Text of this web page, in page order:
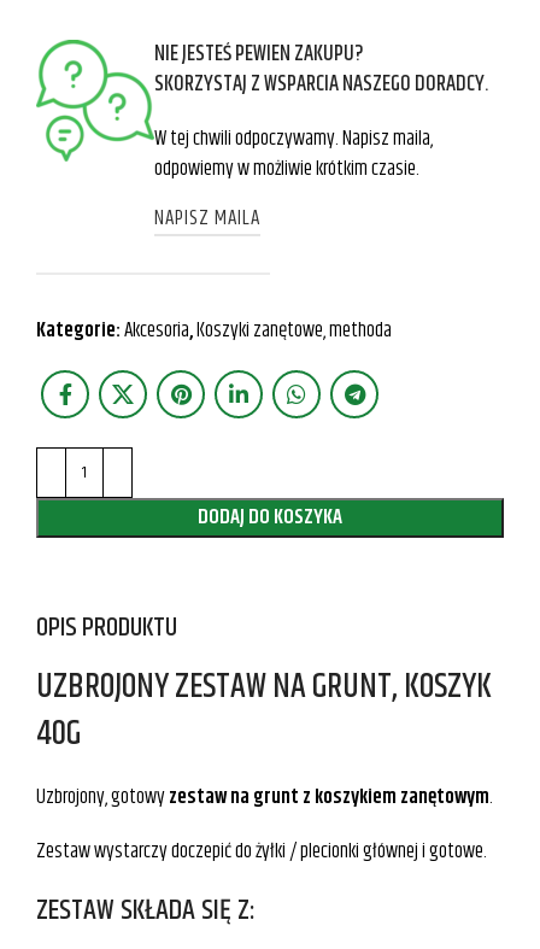
NIE JESTEŚ PEWIEN ZAKUPU?
SKORZYSTAJ Z WSPARCIA NASZEGO DORADCY.
W tej chwili odpoczywamy. Napisz maila,
odpowiemy w możliwie krótkim czasie.
NAPISZ MAILA
Kategorie:Akcesoria,Koszyki zanętowe, methoda
DODAJ DO KOSZYKA
OPIS PRODUKTU
UZBROJONY ZESTAW NA GRUNT, KOSZYK
40G
Uzbrojony, gotowyzestaw na grunt z koszykiem zanętowym.
Zestaw wystarczy doczepić do żyłki / plecionki głównej i gotowe.
ZESTAW SKŁADA SIĘ Z: